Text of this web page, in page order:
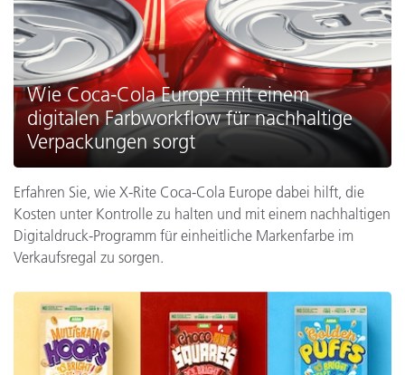
Wie Coca-Cola Europe mit einem
digitalen Farbworkflow für nachhaltige
Verpackungen sorgt
Erfahren Sie, wie X-Rite Coca-Cola Europe dabei hilft, die
Kosten unter Kontrolle zu halten und mit einem nachhaltigen
Digitaldruck-Programm für einheitliche Markenfarbe im
Verkaufsregal zu sorgen.